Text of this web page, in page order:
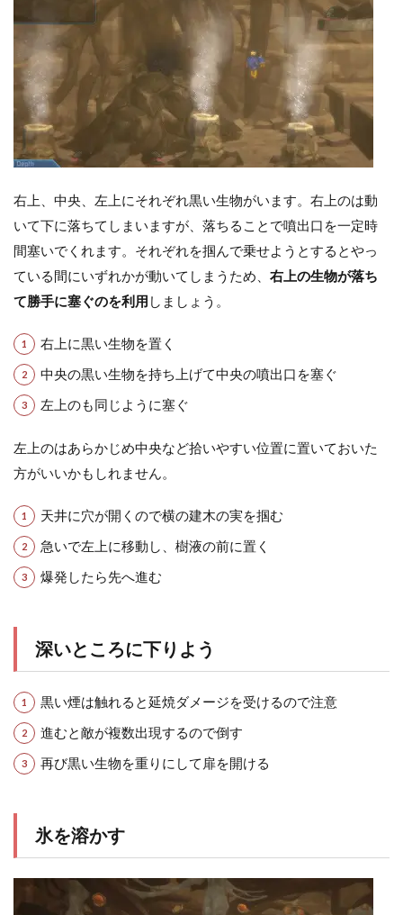
右上、中央、左上にそれぞれ黒い生物がいます。右上のは動
いて下に落ちてしまいますが、落ちることで噴出口を一定時
間塞いでくれます。それぞれを掴んで乗せようとするとやっ
ている間にいずれかが動いてしまうため、 右上の生物が落ち
て勝手に塞ぐのを利用 しましょう。
右上に黒い生物を置く
中央の黒い生物を持ち上げて中央の噴出口を塞ぐ
左上のも同じように塞ぐ
左上のはあらかじめ中央など拾いやすい位置に置いておいた
方がいいかもしれません。
天井に穴が開くので横の建木の実を掴む
急いで左上に移動し、樹液の前に置く
爆発したら先へ進む
深いところに下りよう
黒い煙は触れると延焼ダメージを受けるので注意
進むと敵が複数出現するので倒す
再び黒い生物を重りにして扉を開ける
氷を溶かす